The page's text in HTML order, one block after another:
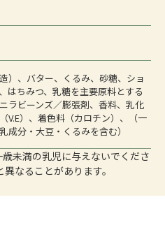
）、バター、くるみ、砂糖、ショ
はちみつ、乳糖を主要原料とする
ラビーンズ／膨張剤、香料、乳化
V.E）、着色料（カロチン）、（一
成分・大豆・くるみを含む）
未満の乳児に与えないでくださ
なることがあります。